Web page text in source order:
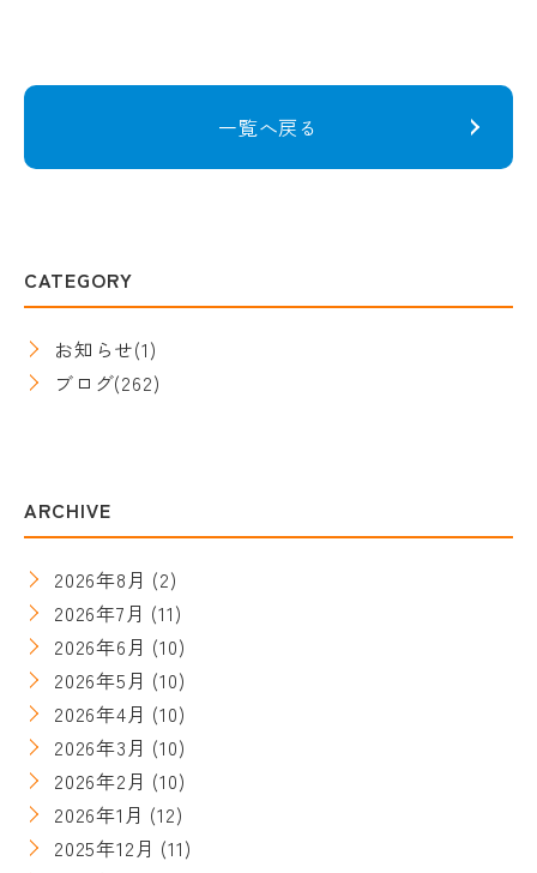
一覧へ戻る
CATEGORY
お知らせ(1)
ブログ(262)
ARCHIVE
2026年8月 (2)
2026年7月 (11)
2026年6月 (10)
2026年5月 (10)
2026年4月 (10)
2026年3月 (10)
2026年2月 (10)
2026年1月 (12)
2025年12月 (11)